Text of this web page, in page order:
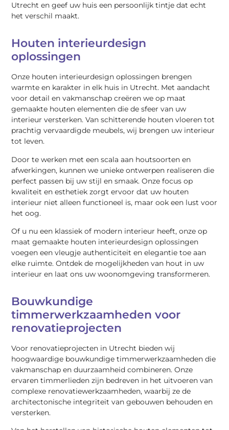
Utrecht en geef uw huis een persoonlijk tintje dat echt
het verschil maakt.
Houten interieurdesign
oplossingen
Onze houten interieurdesign oplossingen brengen
warmte en karakter in elk huis in Utrecht. Met aandacht
voor detail en vakmanschap creëren we op maat
gemaakte houten elementen die de sfeer van uw
interieur versterken. Van schitterende houten vloeren tot
prachtig vervaardigde meubels, wij brengen uw interieur
tot leven.
Door te werken met een scala aan houtsoorten en
afwerkingen, kunnen we unieke ontwerpen realiseren die
perfect passen bij uw stijl en smaak. Onze focus op
kwaliteit en esthetiek zorgt ervoor dat uw houten
interieur niet alleen functioneel is, maar ook een lust voor
het oog.
Of u nu een klassiek of modern interieur heeft, onze op
maat gemaakte houten interieurdesign oplossingen
voegen een vleugje authenticiteit en elegantie toe aan
elke ruimte. Ontdek de mogelijkheden van hout in uw
interieur en laat ons uw woonomgeving transformeren.
Bouwkundige
timmerwerkzaamheden voor
renovatieprojecten
Voor renovatieprojecten in Utrecht bieden wij
hoogwaardige bouwkundige timmerwerkzaamheden die
vakmanschap en duurzaamheid combineren. Onze
ervaren timmerlieden zijn bedreven in het uitvoeren van
complexe renovatiewerkzaamheden, waarbij ze de
architectonische integriteit van gebouwen behouden en
versterken.